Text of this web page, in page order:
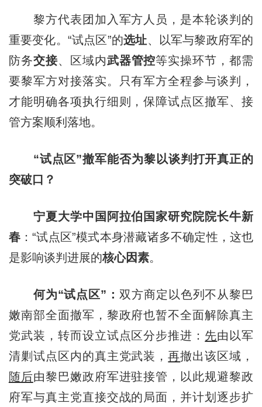
黎方代表团加入军方人员，是本轮谈判的
重要变化。“试点区”的选址、以军与黎政府军的
防务交接、区域内武器管控等实操环节，都需
要黎军方对接落实。只有军方全程参与谈判，
才能明确各项执行细则，保障试点区撤军、接
管方案顺利落地。
“试点区”撤军能否为黎以谈判打开真正的
突破口？
宁夏大学中国阿拉伯国家研究院院长牛新
春 ：“试点区”模式本身潜藏诸多不确定性，这也
是影响谈判进展的核心因素。
何为“试点区”： 双方商定以色列不从黎巴
嫩南部全面撤军，黎政府也暂不全面解除真主
党武装，转而设立试点区分步推进： 先由以军
清剿试点区内的真主党武装，再撤出该区域，
随后由黎巴嫩政府军进驻接管，以此规避黎政
府军与真主党直接交战的局面，并计划逐步扩